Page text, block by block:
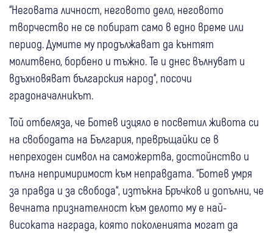
“Неговата личност, неговото дело, неговото
творчество не се побират само в едно време или
период. Думите му продължават да кънтят
молитвено, борбено и тъжно. Те и днес вълнуват и
вдъхновяват българския народ“, посочи
градоначалникът.
Той отбеляза, че Ботев изцяло е посветил живота си
на свободата на България, превръщайки се в
непреходен символ на саможертва, достойнство и
пълна непримиримост към неправдата. “Ботев умря
за правда и за свобода“, изтъкна Бръчков и допълни, че
вечната признателност към делото му е най-
високата награда, която поколенията могат да